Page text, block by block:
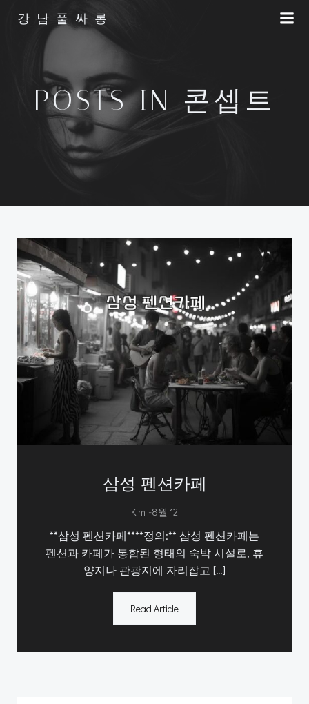
강남풀싸롱
POSTS IN 콘셉트
삼성 펜션카페
Kim -8월 12
**삼성 펜션카페****정의:** 삼성 펜션카페는
펜션과 카페가 통합된 형태의 숙박 시설로, 휴
양지나 관광지에 자리잡고 […]
Read Article